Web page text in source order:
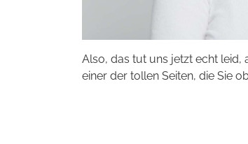
Also, das tut uns jetzt echt leid,
einer der tollen Seiten, die Sie